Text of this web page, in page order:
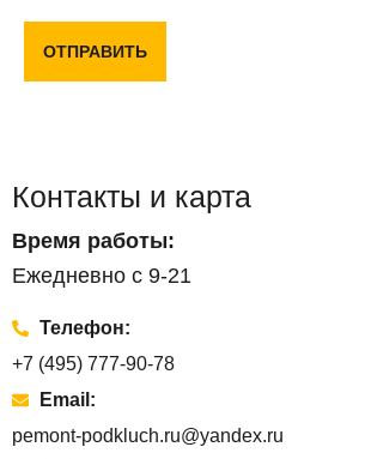
ОТПРАВИТЬ
Контакты и карта
Время работы:
Ежедневно с 9-21
Телефон:
+7 (495) 777-90-78
Email:
pemont-podkluch.ru@yandex.ru